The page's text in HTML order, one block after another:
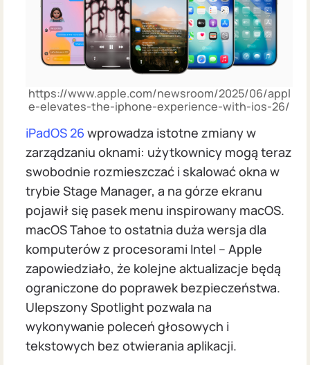
https://www.apple.com/newsroom/2025/06/appl
e-elevates-the-iphone-experience-with-ios-26/
iPadOS 26 wprowadza istotne zmiany w
zarządzaniu oknami: użytkownicy mogą teraz
swobodnie rozmieszczać i skalować okna w
trybie Stage Manager, a na górze ekranu
pojawił się pasek menu inspirowany macOS.
macOS Tahoe to ostatnia duża wersja dla
komputerów z procesorami Intel – Apple
zapowiedziało, że kolejne aktualizacje będą
ograniczone do poprawek bezpieczeństwa.
Ulepszony Spotlight pozwala na
wykonywanie poleceń głosowych i
tekstowych bez otwierania aplikacji.